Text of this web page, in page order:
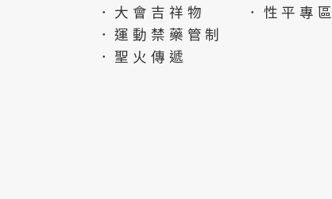
．大會吉祥物
．運動禁藥管制
．聖火傳遞
．性平專區